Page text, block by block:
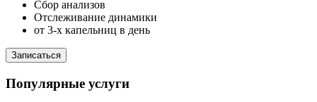
Сбор анализов
Отслеживание динамики
от 3-х капельниц в день
Записаться
Популярные услуги